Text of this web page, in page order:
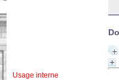
Usage interne